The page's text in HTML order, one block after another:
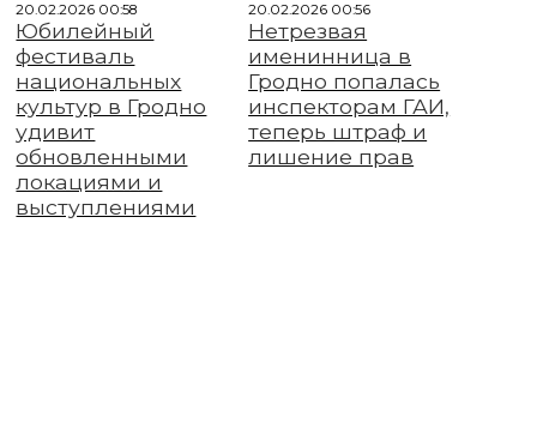
20.02.2026 00:58
Юбилейный
фестиваль
национальных
культур в Гродно
удивит
обновленными
локациями и
выступлениями
20.02.2026 00:56
Нетрезвая
именинница в
Гродно попалась
инспекторам ГАИ,
теперь штраф и
лишение прав